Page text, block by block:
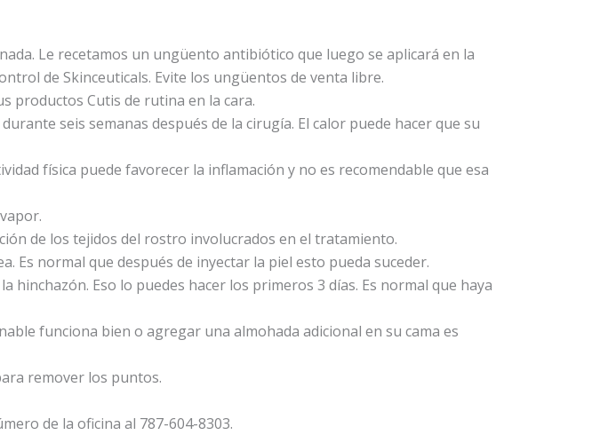
Le recetamos un ungüento antibiótico que luego se aplicará en la
de Skinceuticals. Evite los ungüentos de venta libre.
productos Cutis de rutina en la cara.
seis semanas después de la cirugía. El calor puede hacer que su
física puede favorecer la inflamación y no es recomendable que esa
de los tejidos del rostro involucrados en el tratamiento.
Es normal que después de inyectar la piel esto pueda suceder.
Eso lo puedes hacer los primeros 3 días. Es normal que haya
funciona bien o agregar una almohada adicional en su cama es
remover los puntos.
de la oficina al 787-604-8303.